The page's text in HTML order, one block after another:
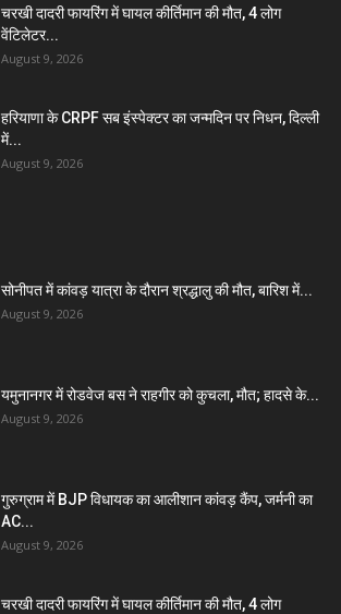
चरखी दादरी फायरिंग में घायल कीर्तिमान की मौत, 4 लोग
वेंटिलेटर...
August 9, 2026
हरियाणा के CRPF सब इंस्पेक्टर का जन्मदिन पर निधन, दिल्ली
में...
August 9, 2026
सोनीपत में कांवड़ यात्रा के दौरान श्रद्धालु की मौत, बारिश में...
August 9, 2026
यमुनानगर में रोडवेज बस ने राहगीर को कुचला, मौत; हादसे के...
August 9, 2026
गुरुग्राम में BJP विधायक का आलीशान कांवड़ कैंप, जर्मनी का
AC...
August 9, 2026
चरखी दादरी फायरिंग में घायल कीर्तिमान की मौत, 4 लोग